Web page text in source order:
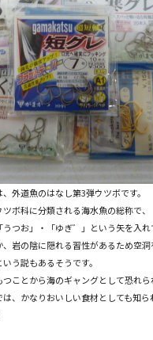
外道魚のはなし第3弾ウツボです。
ボ科に分類される海水魚の総称で、
つお」・「ゆぎ゛」という矢を入れ
岩の陰に隠れる習性があるため空
う説もあるそうです。
ことから海のギャングとして恐れら
、かなりおいしい食材としても知ら